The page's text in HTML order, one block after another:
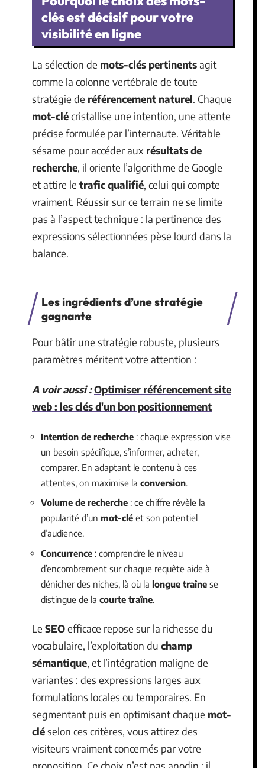
clés est décisif pour votre
visibilité en ligne
La sélection de mots-clés pertinentsagit
comme la colonne vertébrale de toute
stratégie de référencement naturel. Chaque
mot-clécristallise une intention, une attente
précise formulée par l’internaute. Véritable
sésame pour accéder aux résultats de
recherche, il oriente l’algorithme de Google
et attire le trafic qualifié, celui qui compte
vraiment. Réussir sur ce terrain ne se limite
pas à l’aspect technique : la pertinence des
expressions sélectionnées pèse lourd dans la
balance.
Les ingrédients d’une stratégie
gagnante
Pour bâtir une stratégie robuste, plusieurs
paramètres méritent votre attention :
A voir aussi :Optimiser référencement site
web : les clés d'un bon positionnement
Intention de recherche : chaque expression vise
un besoin spécifique, s’informer, acheter,
comparer. En adaptant le contenu à ces
attentes, on maximise la conversion
Volume de recherche : ce chiffre révèle la
popularité d’un mot-clé et son potentiel
d’audience.
Concurrence : comprendre le niveau
d’encombrement sur chaque requête aide à
dénicher des niches, là où la longue traîne se
distingue de la courte traîne
Le SEOefficace repose sur la richesse du
vocabulaire, l’exploitation du champ
sémantique, et l’intégration maligne de
variantes : des expressions larges aux
formulations locales ou temporaires. En
segmentant puis en optimisant chaque mot-
cléselon ces critères, vous attirez des
visiteurs vraiment concernés par votre